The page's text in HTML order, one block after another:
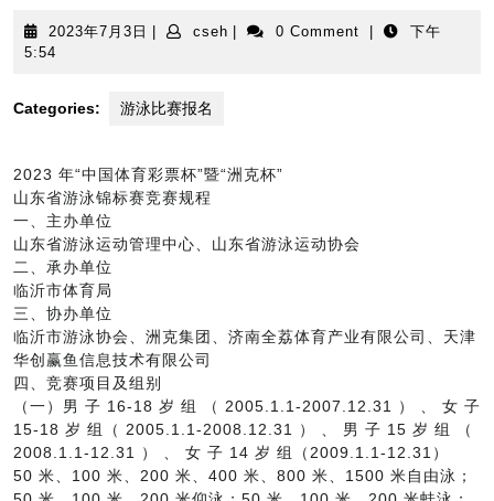
2023年7月3日 2023
3
cseh cseh 0 Comment
下午
5:54
Categories: 游泳比赛报名
2023 年“中国体育彩票杯”暨“洲克杯”
山东省游泳锦标赛竞赛规程
一、主办单位
山东省游泳运动管理中心、山东省游泳运动协会
二、承办单位
临沂市体育局
三、协办单位
临沂市游泳协会、洲克集团、济南全荔体育产业有限公司、天津
华创赢鱼信息技术有限公司
四、竞赛项目及组别
（一）男 子 16-18 岁 组 （ 2005.1.1-2007.12.31 ） 、 女 子
15-18 岁 组（ 2005.1.1-2008.12.31 ） 、 男 子 15 岁 组 （
2008.1.1-12.31 ） 、 女 子 14 岁 组（2009.1.1-12.31）
50 米、100 米、200 米、400 米、800 米、1500 米自由泳；